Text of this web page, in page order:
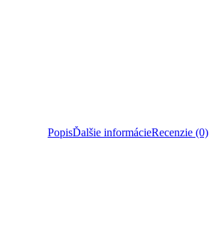
PopisĎalšie informácieRecenzie (0)